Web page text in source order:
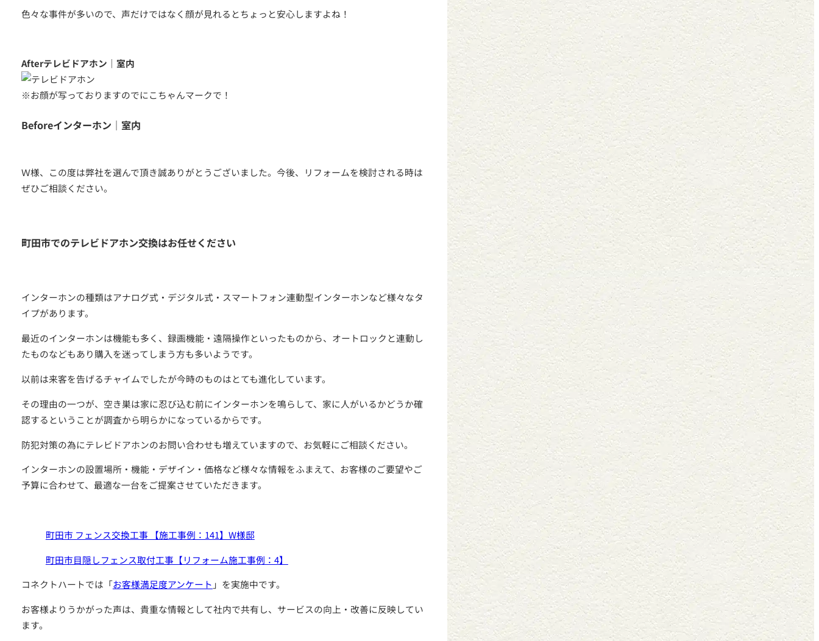
施工事例
代表挨拶
よくあるご質問
施工料金の一例
スタッフブログ
042-812-3900
色々な事件が多いので、声だけではなく顔が見れるとちょっと安心しますよね！
Afterテレビドアホン｜室内
※お顔が写っておりますのでにこちゃんマークで！
Beforeインターホン｜室内
Ｗ様、この度は弊社を選んで頂き誠ありがとうございました。今後、リフォームを検討される時は
ぜひご相談ください。
町田市でのテレビドアホン交換はお任せください
インターホンの種類はアナログ式・デジタル式・スマートフォン連動型インターホンなど様々なタ
イプがあります。
最近のインターホンは機能も多く、録画機能・遠隔操作といったものから、オートロックと連動し
たものなどもあり購入を迷ってしまう方も多いようです。
以前は来客を告げるチャイムでしたが今時のものはとても進化しています。
その理由の一つが、空き巣は家に忍び込む前にインターホンを鳴らして、家に人がいるかどうか確
認するということが調査から明らかになっているからです。
防犯対策の為にテレビドアホンのお問い合わせも増えていますので、お気軽にご相談ください。
インターホンの設置場所・機能・デザイン・価格など様々な情報をふまえて、お客様のご要望やご
予算に合わせて、最適な一台をご提案させていただきます。
町田市 フェンス交換工事 【施工事例：141】W様邸
町田市目隠しフェンス取付工事【リフォーム施工事例：4】
コネクトハートでは「お客様満足度アンケート 」を実施中です。
お客様よりうかがった声は、貴重な情報として社内で共有し、サービスの向上・改善に反映してい
ます。